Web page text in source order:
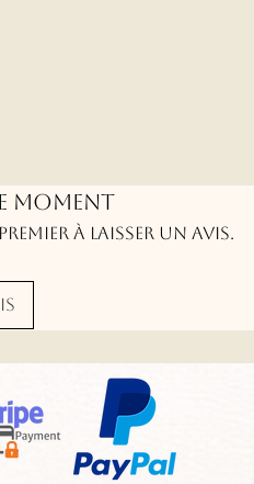
moment
à laisser un avis.